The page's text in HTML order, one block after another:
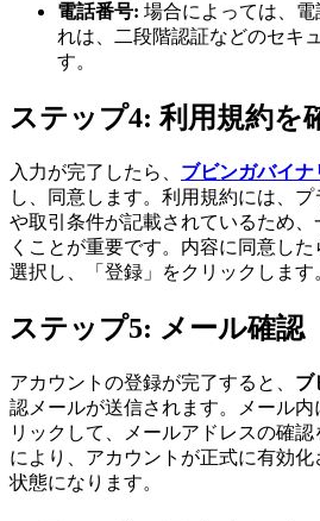
電話番号: 場合によっては、
れは、二段階認証などのセキ
す。
ステップ4: 利用規約を
入力が完了したら、 ブビンガバイナ
し、同意します。利用規約には、
や取引条件が記載されているため
くことが重要です。内容に同意し
選択し、「登録」をクリックします
ステップ5: メール確認
アカウントの登録が完了すると、 ブ
認メールが送信されます。メール
リックして、メールアドレスの確
により、アカウントが正式に有効
状態になります。